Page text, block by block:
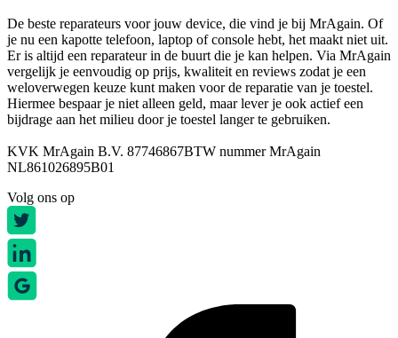
De beste reparateurs voor jouw device, die vind je bij MrAgain. Of
je nu een kapotte telefoon, laptop of console hebt, het maakt niet uit.
Er is altijd een reparateur in de buurt die je kan helpen. Via MrAgain
vergelijk je eenvoudig op prijs, kwaliteit en reviews zodat je een
weloverwegen keuze kunt maken voor de reparatie van je toestel.
Hiermee bespaar je niet alleen geld, maar lever je ook actief een
bijdrage aan het milieu door je toestel langer te gebruiken.
KVK MrAgain B.V. 87746867BTW nummer MrAgain
NL861026895B01
Volg ons op